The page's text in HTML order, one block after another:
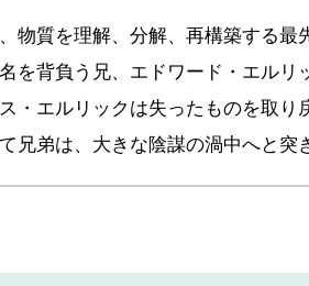
物質を理解、分解、再構築する最
を背負う兄、エドワード・エルリ
・エルリックは失ったものを取り
兄弟は、大きな陰謀の渦中へと突